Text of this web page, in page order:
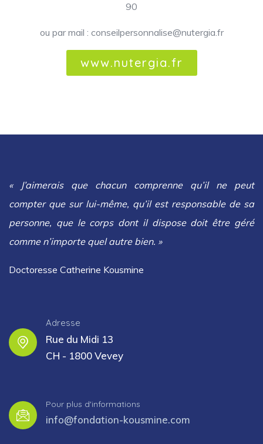
90
ou par mail : conseilpersonnalise@nutergia.fr
www.nutergia.fr
« J’aimerais que chacun comprenne qu’il ne peut
compter que sur lui-même, qu’il est responsable de sa
personne, que le corps dont il dispose doit être géré
comme n’importe quel autre bien. »
Doctoresse Catherine Kousmine
Adresse
Rue du Midi 13
CH - 1800 Vevey
Pour plus d'informations
info@fondation-kousmine.com